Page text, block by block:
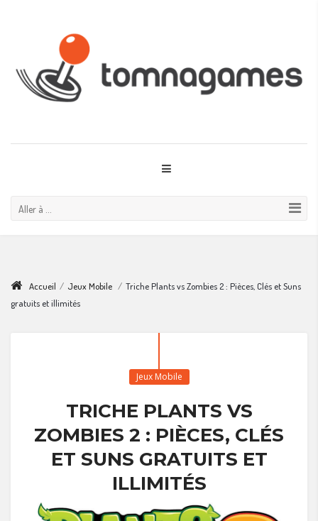
Aller à ...
Accueil / Jeux Mobile / Triche Plants vs Zombies 2 : Pièces, Clés et Suns
gratuits et illimités
Jeux Mobile
TRICHE PLANTS VS
ZOMBIES 2 : PIÈCES, CLÉS
ET SUNS GRATUITS ET
ILLIMITÉS